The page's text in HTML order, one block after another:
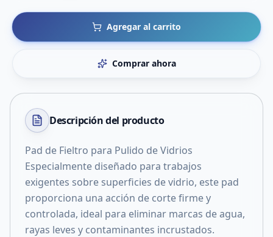
Agregar al carrito
Comprar ahora
Descripción del producto
Pad de Fieltro para Pulido de Vidrios
Especialmente diseñado para trabajos
exigentes sobre superficies de vidrio, este pad
proporciona una acción de corte firme y
controlada, ideal para eliminar marcas de agua,
rayas leves y contaminantes incrustados.